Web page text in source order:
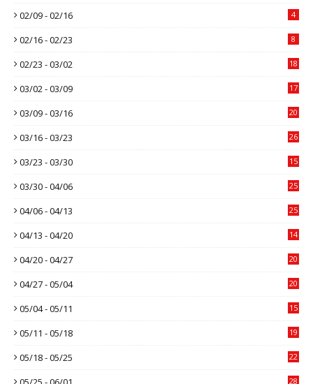
02/09 - 02/16 4
02/16 - 02/23 8
02/23 - 03/02 18
03/02 - 03/09 17
03/09 - 03/16 20
03/16 - 03/23 26
03/23 - 03/30 15
03/30 - 04/06 25
04/06 - 04/13 25
04/13 - 04/20 14
04/20 - 04/27 20
04/27 - 05/04 20
05/04 - 05/11 15
05/11 - 05/18 19
05/18 - 05/25 22
28